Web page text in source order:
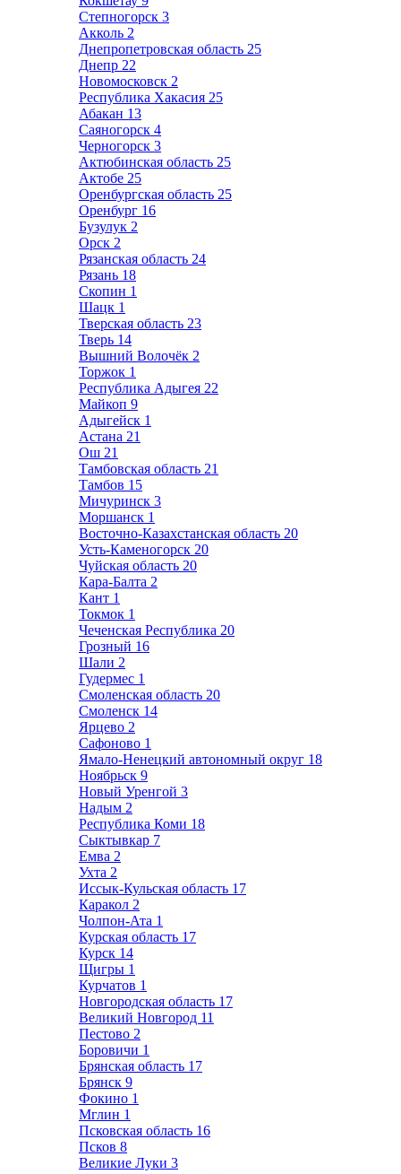
Степногорск 3
Акколь 2
Днепропетровская область 25
Днепр 22
Новомосковск 2
Республика Хакасия 25
Абакан 13
Саяногорск 4
Черногорск 3
Актюбинская область 25
Актобе 25
Оренбургская область 25
Оренбург 16
Бузулук 2
Орск 2
Рязанская область 24
Рязань 18
Скопин 1
Шацк 1
Тверская область 23
Тверь 14
Вышний Волочёк 2
Торжок 1
Республика Адыгея 22
Майкоп 9
Адыгейск 1
Астана 21
Ош 21
Тамбовская область 21
Тамбов 15
Мичуринск 3
Моршанск 1
Восточно-Казахстанская область 20
Усть-Каменогорск 20
Чуйская область 20
Кара-Балта 2
Кант 1
Токмок 1
Чеченская Республика 20
Грозный 16
Шали 2
Гудермес 1
Смоленская область 20
Смоленск 14
Ярцево 2
Сафоново 1
Ямало-Ненецкий автономный округ 18
Ноябрьск 9
Новый Уренгой 3
Надым 2
Республика Коми 18
Сыктывкар 7
Емва 2
Ухта 2
Иссык-Кульская область 17
Каракол 2
Чолпон-Ата 1
Курская область 17
Курск 14
Щигры 1
Курчатов 1
Новгородская область 17
Великий Новгород 11
Пестово 2
Боровичи 1
Брянская область 17
Брянск 9
Фокино 1
Мглин 1
Псковская область 16
Псков 8
Великие Луки 3